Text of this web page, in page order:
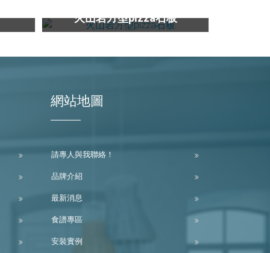
火山岩方型pizza石板
網站地圖
請專人與我聯絡！
品牌介紹
最新消息
食譜專區
安裝實例